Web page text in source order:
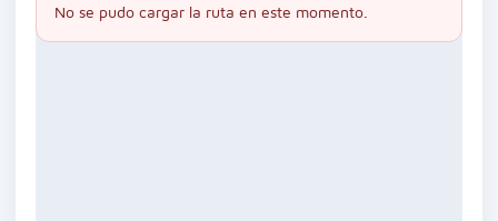
No se pudo cargar la ruta en este momento.